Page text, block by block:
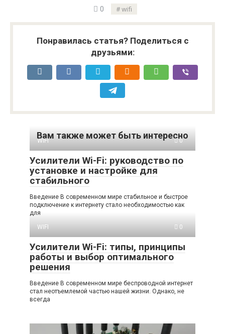
0 wifi
Понравилась статья? Поделиться с
друзьями:
Вам также может быть интересно
WIFI 0
Усилители Wi-Fi: руководство по
установке и настройке для
стабильного
Введение В современном мире стабильное и быстрое
подключение к интернету стало необходимостью как
для
WIFI
0
Усилители Wi-Fi: типы, принципы
работы и выбор оптимального
решения
Введение В современном мире беспроводной интернет
стал неотъемлемой частью нашей жизни. Однако, не
всегда